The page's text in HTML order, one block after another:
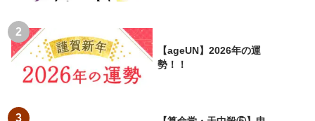
【ageUN】2026年の運
勢！！